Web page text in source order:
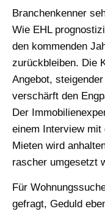
Branchenkenner
Wie EHL
den kommenden
zurückbleiben. Die
Angebot,
verschärft den
Der
einem Interview mit
Mieten wird
rascher umgesetzt
Für
gefragt, Geduld